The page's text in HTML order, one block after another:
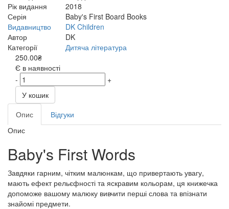
Рік видання
2018
Серія
Baby's First Board Books
Видавництво
DK Children
Автор
DK
Категорії
Дитяча література
250.00₴
Є в наявності
-
+
У кошик
Опис
Відгуки
Опис
Baby's First Words
Завдяки гарним, чітким малюнкам, що привертають увагу,
мають ефект рельєфності та яскравим кольорам, ця книжечка
допоможе вашому малюку вивчити перші слова та впізнати
знайомі предмети.